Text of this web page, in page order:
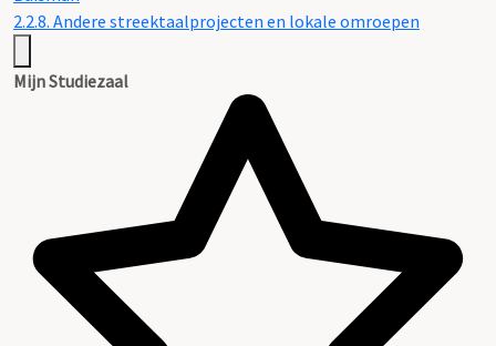
2.2.8. Andere streektaalprojecten en lokale omroepen
Mijn Studiezaal